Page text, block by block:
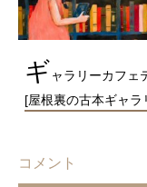
ギャラリーカフェ
[屋根裏の古本ギャ
コメント